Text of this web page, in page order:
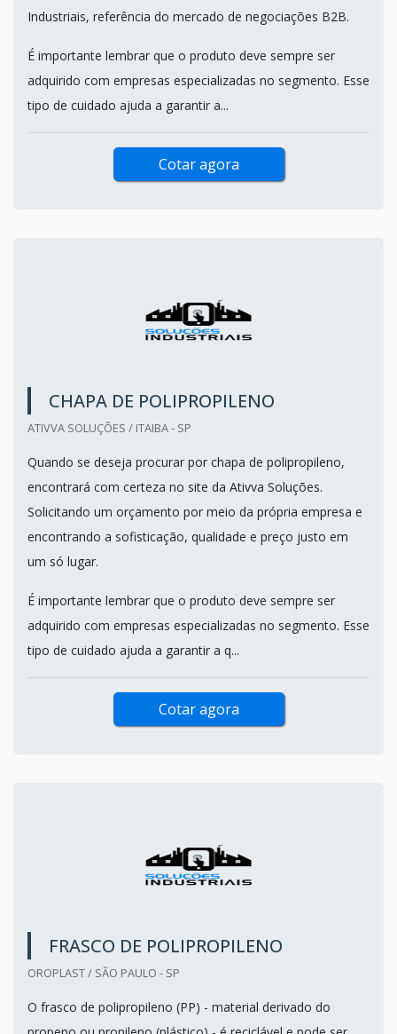
Industriais, referência do mercado de negociações B2B.
É importante lembrar que o produto deve sempre ser
adquirido com empresas especializadas no segmento. Esse
tipo de cuidado ajuda a garantir a...
Cotar agora
CHAPA DE POLIPROPILENO
ATIVVA SOLUÇÕES / ITAIBA - SP
Quando se deseja procurar por chapa de polipropileno,
encontrará com certeza no site da Ativva Soluções.
Solicitando um orçamento por meio da própria empresa e
encontrando a sofisticação, qualidade e preço justo em
um só lugar.
É importante lembrar que o produto deve sempre ser
adquirido com empresas especializadas no segmento. Esse
tipo de cuidado ajuda a garantir a q...
Cotar agora
FRASCO DE POLIPROPILENO
OROPLAST / SÃO PAULO - SP
O frasco de polipropileno (PP) - material derivado do